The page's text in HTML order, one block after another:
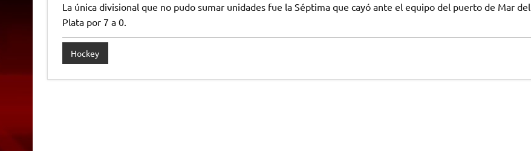
La única divisional que no pudo sumar unidades fue la Séptima que cayó ante el equipo del puerto de Mar del
Plata por 7 a 0.
Hockey